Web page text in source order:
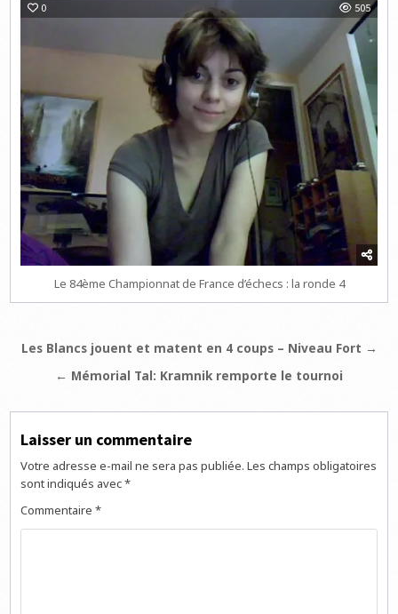
0 505
Le 84ème Championnat de France d’échecs : la ronde 4
Navigation
Les Blancs jouent et matent en 4 coups – Niveau Fort →
← Mémorial Tal: Kramnik remporte le tournoi
Laisser un commentaire
Votre adresse e-mail ne sera pas publiée. Les champs obligatoires
sont indiqués avec*
Commentaire*